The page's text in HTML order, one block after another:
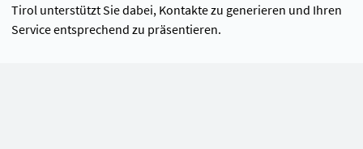
Tirol unterstützt Sie dabei, Kontakte zu generieren und Ihren
Service entsprechend zu präsentieren.